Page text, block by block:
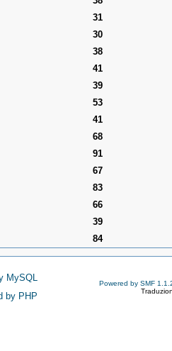
31
30
38
41
39
53
41
68
91
67
83
66
39
84
Powered by SMF